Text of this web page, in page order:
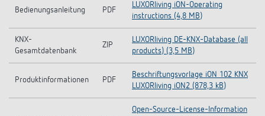
Bedienungsanleitung PDF
LUXORliving iON-Operating
instructions (4,8 MB)
KNX-
Gesamtdatenbank
ZIP
LUXORliving DE-KNX-Database (all
products) (3,5 MB)
Produktinformationen PDF
Beschriftungsvorlage iON 102 KNX
LUXORliving iON2 (878,3 kB)
Open-Source-License-Information